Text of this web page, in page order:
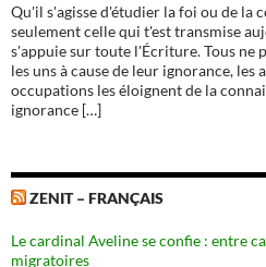
Qu'il s'agisse d'étudier la foi ou de la
seulement celle qui t'est transmise
s'appuie sur toute l'Écriture. Tous ne
les uns à cause de leur ignorance, les
occupations les éloignent de la
ignorance […]
ZENIT – FRANÇAIS
Le cardinal Aveline se confie : entre
migratoires